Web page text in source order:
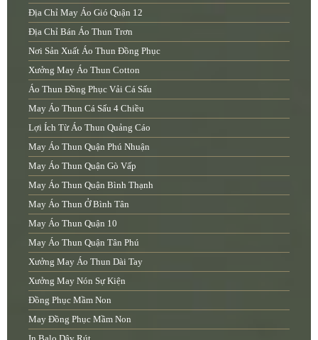
Địa Chỉ May Áo Gió Quận 12
Địa Chỉ Bán Áo Thun Trơn
Nơi Sản Xuất Áo Thun Đồng Phục
Xưởng May Áo Thun Cotton
Áo Thun Đồng Phục Vải Cá Sấu
May Áo Thun Cá Sấu 4 Chiều
Lợi Ích Từ Áo Thun Quảng Cáo
May Áo Thun Quận Phú Nhuận
May Áo Thun Quận Gò Vấp
May Áo Thun Quận Bình Thạnh
May Áo Thun Ở Bình Tân
May Áo Thun Quận 10
May Áo Thun Quận Tân Phú
Xưởng May Áo Thun Dài Tay
Xưởng May Nón Sự Kiện
Đồng Phục Mầm Non
May Đồng Phục Mầm Non